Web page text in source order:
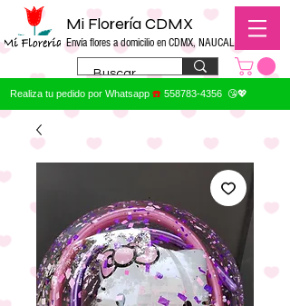
Mi Florería CDMX
Envía flores a domicilio en CDMX, NAUCALPAN
Realiza tu pedido por Whatsapp ☎️ 558783-4356 😘💖